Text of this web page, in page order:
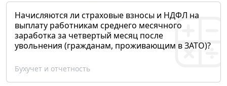
Начисляются ли страховые взносы и НДФЛ на
выплату работникам среднего месячного
заработка за четвертый месяц после
увольнения (гражданам, проживающим в ЗАТО)?
Бухучет и отчетность